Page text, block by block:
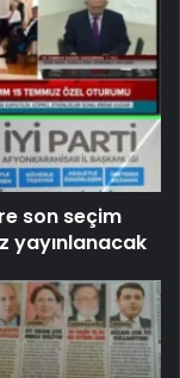
son seçim
yayınlanacak